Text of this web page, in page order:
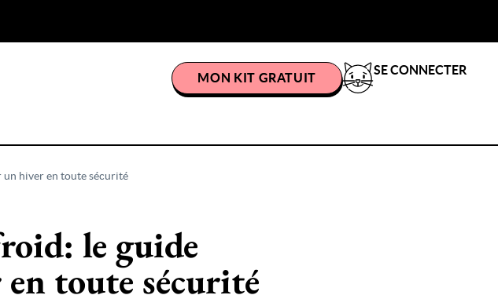
MON KIT GRATUIT
SE CONNECTER
hiver en toute sécurité
le guide
toute sécurité